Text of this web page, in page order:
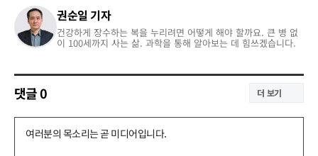
권순일 기자
건강하게 장수하는 복을 누리려면 어떻게 해야 할까요. 큰 병 없
이 100세까지 사는 삶. 과학을 통해 알아보는 데 힘쓰겠습니다.
댓글0 더 보기
댓